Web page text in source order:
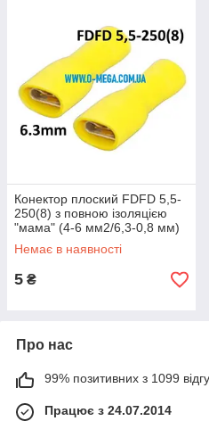
Конектор плоский FDFD 5,5-
250(8) з повною ізоляцією
"мама" (4-6 мм2/6,3-0,8 мм)
Немає в наявності
5 ₴
Про нас
99% позитивних з 1099
Працює з 24.07.2014